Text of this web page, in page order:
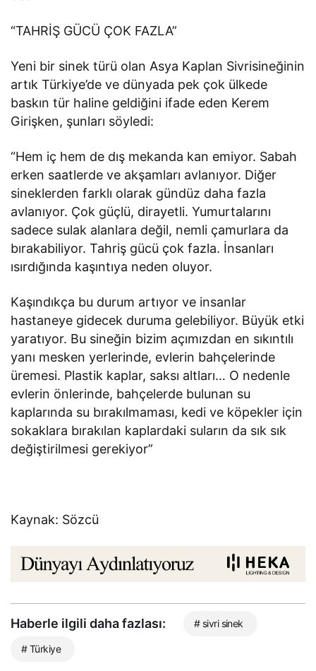
“TAHRİŞ GÜCÜ ÇOK FAZLA”
Yeni bir sinek türü olan Asya Kaplan Sivrisineğinin
artık Türkiye’de ve dünyada pek çok ülkede
baskın tür haline geldiğini ifade eden Kerem
Girişken, şunları söyledi:
“Hem iç hem de dış mekanda kan emiyor. Sabah
erken saatlerde ve akşamları avlanıyor. Diğer
sineklerden farklı olarak gündüz daha fazla
avlanıyor. Çok güçlü, dirayetli. Yumurtalarını
sadece sulak alanlara değil, nemli çamurlara da
bırakabiliyor. Tahriş gücü çok fazla. İnsanları
ısırdığında kaşıntıya neden oluyor.
Kaşındıkça bu durum artıyor ve insanlar
hastaneye gidecek duruma gelebiliyor. Büyük etki
yaratıyor. Bu sineğin bizim açımızdan en sıkıntılı
yanı mesken yerlerinde, evlerin bahçelerinde
üremesi. Plastik kaplar, saksı altları… O nedenle
evlerin önlerinde, bahçelerde bulunan su
kaplarında su bırakılmaması, kedi ve köpekler için
sokaklara bırakılan kaplardaki suların da sık sık
değiştirilmesi gerekiyor”
Kaynak: Sözcü
Haberle ilgili daha fazlası: # sivri sinek
# Türkiye